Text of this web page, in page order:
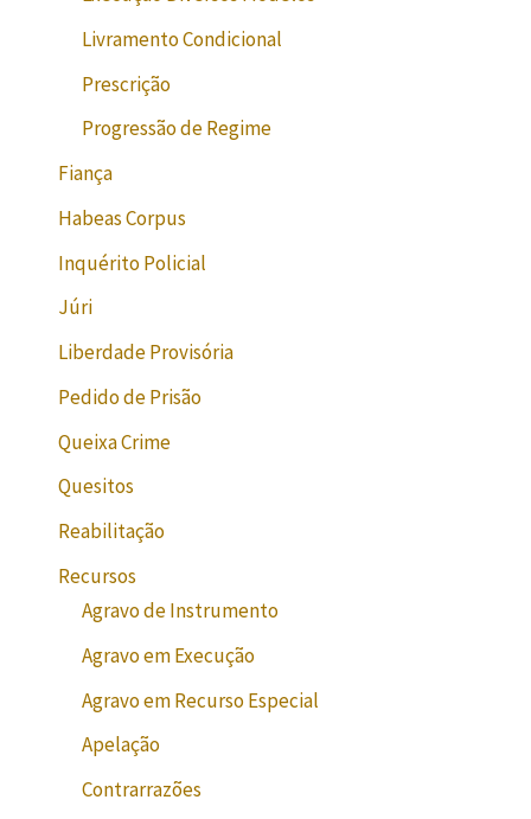
Livramento Condicional
Prescrição
Progressão de Regime
Fiança
Habeas Corpus
Inquérito Policial
Júri
Liberdade Provisória
Pedido de Prisão
Queixa Crime
Quesitos
Reabilitação
Recursos
Agravo de Instrumento
Agravo em Execução
Agravo em Recurso Especial
Apelação
Contrarrazões